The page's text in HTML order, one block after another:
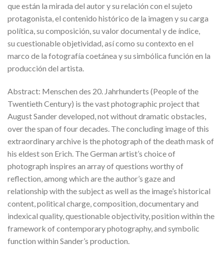
que están la mirada del autor y su relación con el sujeto
protagonista, el contenido histórico de la imagen y su carga
política, su composición, su valor documental y de índice,
su cuestionable objetividad, así como su contexto en el
marco de la fotografía coetánea y su simbólica función en la
producción del artista.
Abstract: Menschen des 20. Jahrhunderts (People of the
Twentieth Century) is the vast photographic project that
August Sander developed, not without dramatic obstacles,
over the span of four decades. The concluding image of this
extraordinary archive is the photograph of the death mask of
his eldest son Erich. The German artist’s choice of
photograph inspires an array of questions worthy of
reflection, among which are the author’s gaze and
relationship with the subject as well as the image’s historical
content, political charge, composition, documentary and
indexical quality, questionable objectivity, position within the
framework of contemporary photography, and symbolic
function within Sander’s production.